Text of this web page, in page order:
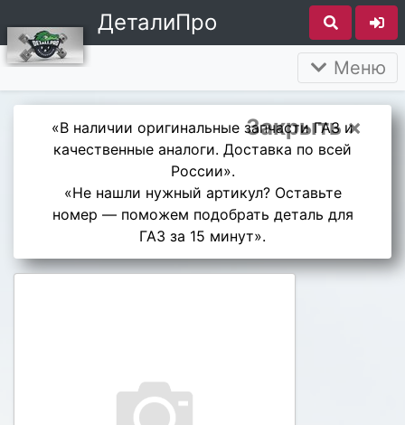
ДеталиПро
Меню
Закрыть ×
«В наличии оригинальные запчасти ГАЗ и
качественные аналоги. Доставка по всей
России».
«Не нашли нужный артикул? Оставьте
номер — поможем подобрать деталь для
ГАЗ за 15 минут».